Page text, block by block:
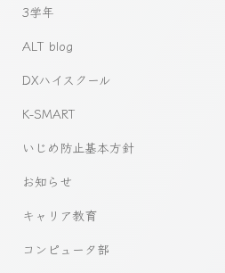
3学年
ALT blog
DXハイスクール
K-SMART
いじめ防止基本方針
お知らせ
キャリア教育
コンピュータ部